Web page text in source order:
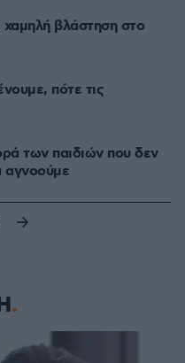
βλάστηση στο
πότε τις
των παιδιών που δεν
αγνοούμε